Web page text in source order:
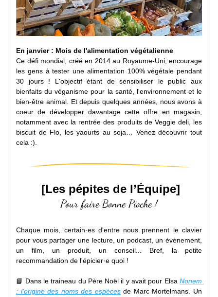
En janvier : Mois de l'alimentation végétalienne
Ce défi mondial, créé en 2014 au Royaume-Uni, encourage
les gens à tester une alimentation 100% végétale pendant
30 jours ! L'objectif étant de sensibiliser le public aux
bienfaits du véganisme pour la santé, l'environnement et le
bien-être animal. Et depuis quelques années, nous avons à
coeur de développer davantage cette offre en magasin,
notamment avec la rentrée des produits de Veggie deli, les
biscuit de Flo, les yaourts au soja… Venez découvrir tout
cela :).
[Les pépites de l’Équipe]
Pour faire Bonne Pioche !
Chaque mois, certain·es d'entre nous prennent le clavier
pour vous partager une lecture, un podcast, un évènement,
un film, un produit, un conseil... Bref, la petite
recommandation de l'épicier·e quoi !
📘 Dans le traineau du Père Noël il y avait pour Elsa Nonem
: l'origine des noms des espèces de Marc Mortelmans. Un